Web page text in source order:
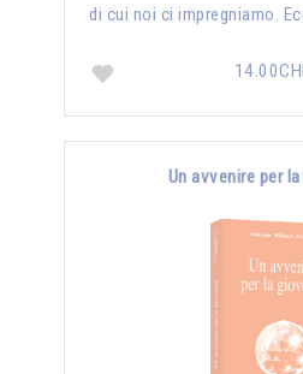
di cui noi ci impregniamo.
Un avvenire per